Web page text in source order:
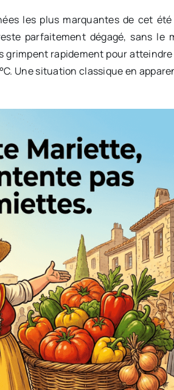
les plus marquantes de cet
parfaitement dégagé, sans le
rapidement pour atteindre
Une situation classique en